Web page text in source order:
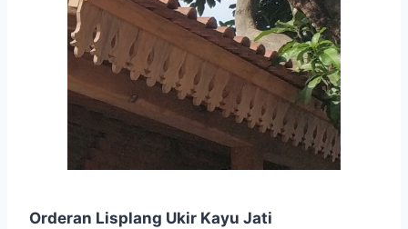
Orderan Lisplang Ukir Kayu Jati